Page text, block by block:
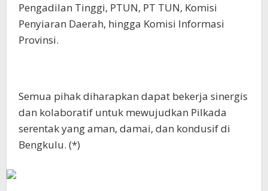
Pengadilan Tinggi, PTUN, PT TUN, Komisi
Penyiaran Daerah, hingga Komisi Informasi
Provinsi.
Semua pihak diharapkan dapat bekerja sinergis
dan kolaboratif untuk mewujudkan Pilkada
serentak yang aman, damai, dan kondusif di
Bengkulu. (*)